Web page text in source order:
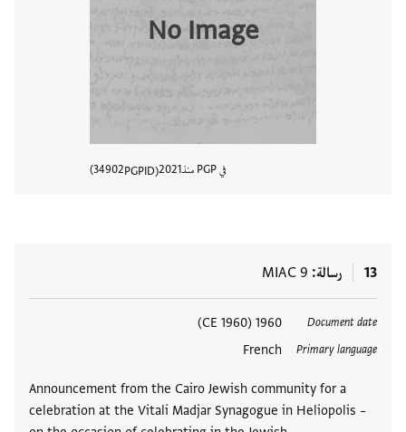
No Image
في PGP منذ 2021
PGPID
34902
13 رسالة MIAC 9
Document date
1960 (1960 CE)
Primary language
French
Announcement from the Cairo Jewish community for a
celebration at the Vitali Madjar Synagogue in Heliopolis –
العلامات